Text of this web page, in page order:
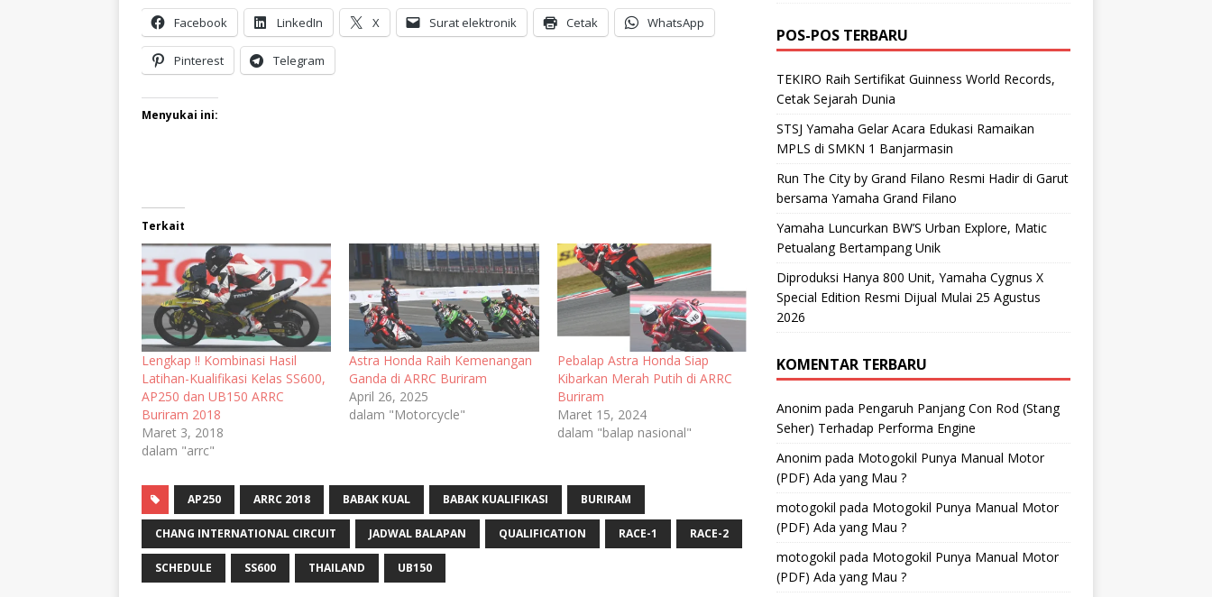
Facebook LinkedIn X Surat elektronik Cetak WhatsApp
Pinterest Telegram
Menyukai ini:
Terkait
Lengkap !! Kombinasi Hasil
Latihan-Kualifikasi Kelas SS600,
AP250 dan UB150 ARRC
Buriram 2018
Maret 3, 2018
dalam "arrc"
Astra Honda Raih Kemenangan
Ganda di ARRC Buriram
April 26, 2025
dalam "Motorcycle"
Pebalap Astra Honda Siap
Kibarkan Merah Putih di ARRC
Buriram
Maret 15, 2024
dalam "balap nasional"
AP250 ARRC 2018 BABAK KUAL BABAK KUALIFIKASI BURIRAM
CHANG INTERNATIONAL CIRCUIT JADWAL BALAPAN QUALIFICATION RACE-1 RACE-2
SCHEDULE SS600 THAILAND UB150
POS-POS TERBARU
TEKIRO Raih Sertifikat Guinness World Records,
Cetak Sejarah Dunia
STSJ Yamaha Gelar Acara Edukasi Ramaikan
MPLS di SMKN 1 Banjarmasin
Run The City by Grand Filano Resmi Hadir di Garut
bersama Yamaha Grand Filano
Yamaha Luncurkan BW’S Urban Explore, Matic
Petualang Bertampang Unik
Diproduksi Hanya 800 Unit, Yamaha Cygnus X
Special Edition Resmi Dijual Mulai 25 Agustus
2026
KOMENTAR TERBARU
Anonim pada Pengaruh Panjang Con Rod (Stang
Seher) Terhadap Performa Engine
Anonim pada Motogokil Punya Manual Motor
(PDF) Ada yang Mau ?
motogokil pada Motogokil Punya Manual Motor
(PDF) Ada yang Mau ?
motogokil pada Motogokil Punya Manual Motor
(PDF) Ada yang Mau ?